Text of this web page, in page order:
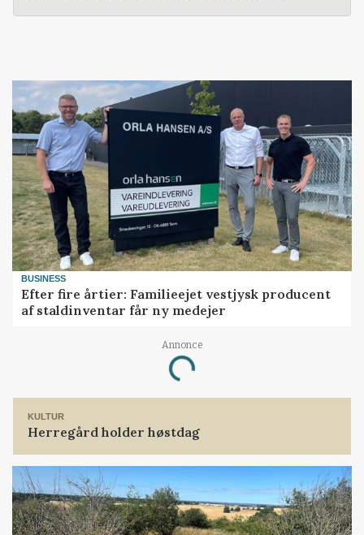
BUSINESS
Efter fire årtier: Familieejet vestjysk producent
af staldinventar får ny medejer
Annonce
Loading...
KULTUR
Herregård holder høstdag